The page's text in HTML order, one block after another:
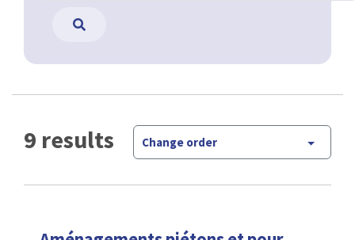
9 results Change order